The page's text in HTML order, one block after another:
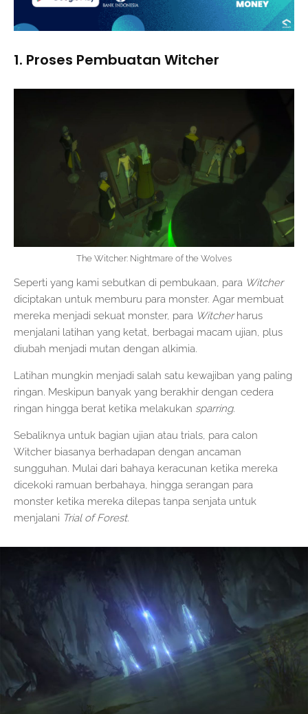
1. Proses Pembuatan Witcher
The Witcher: Nightmare of the Wolves
Seperti yang kami sebutkan di pembukaan, para Witcher
diciptakan untuk memburu para monster. Agar membuat
mereka menjadi sekuat monster, para Witcherharus
menjalani latihan yang ketat, berbagai macam ujian, plus
diubah menjadi mutan dengan alkimia.
Latihan mungkin menjadi salah satu kewajiban yang paling
ringan. Meskipun banyak yang berakhir dengan cedera
ringan hingga berat ketika melakukan sparring.
Sebaliknya untuk bagian ujian atau trials, para calon
Witcher biasanya berhadapan dengan ancaman
sungguhan. Mulai dari bahaya keracunan ketika mereka
dicekoki ramuan berbahaya, hingga serangan para
monster ketika mereka dilepas tanpa senjata untuk
menjalani Trial of Forest.